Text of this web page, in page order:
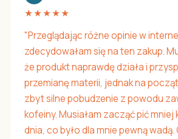
★★★★★
"Przeglądając różne opinie w
zdecydowałam się na ten zakup.
że produkt naprawdę działa i
przemianę materii, jednak na
zbyt silne pobudzenie z powodu
kofeiny. Musiałam zacząć pić mniej
dnia, co było dla mnie pewną